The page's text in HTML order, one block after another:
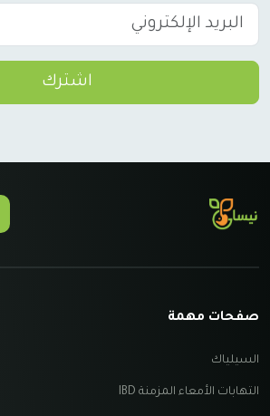
اشترك
صفحات مهمة
السيلياك
التهابات الأمعاء المزمنة IBD